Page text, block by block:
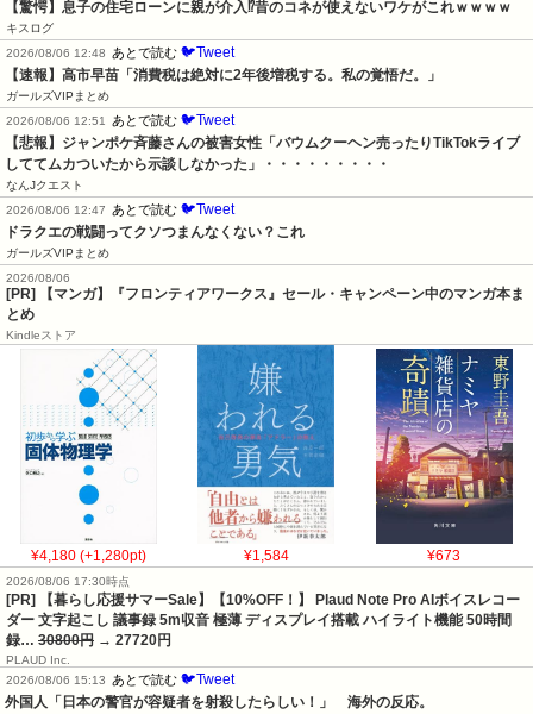
【驚愕】息子の住宅ローンに親が介入⁉昔のコネが使えないワケがこれｗｗｗｗ
キスログ
2026/08/06 12:48 あとで読む 🐦Tweet
【速報】高市早苗「消費税は絶対に2年後増税する。私の覚悟だ。」
ガールズVIPまとめ
2026/08/06 12:51 あとで読む 🐦Tweet
【悲報】ジャンポケ斉藤さんの被害女性「バウムクーヘン売ったりTikTokライブ
しててムカついたから示談しなかった」・・・・・・・・・
なんJクエスト
2026/08/06 12:47 あとで読む 🐦Tweet
ドラクエの戦闘ってクソつまんなくない？これ
ガールズVIPまとめ
2026/08/06
[PR] 【マンガ】『フロンティアワークス』セール・キャンペーン中のマンガ本ま
とめ
Kindleストア
¥4,180 (+1,280pt) ¥1,584 ¥673
2026/08/06 17:30時点
[PR] 【暮らし応援サマーSale】【10%OFF！】 Plaud Note Pro AIボイスレコー
ダー 文字起こし 議事録 5m収音 極薄 ディスプレイ搭載 ハイライト機能 50時間
録… 30800円 → 27720円
PLAUD Inc.
2026/08/06 15:13
あとで読む 🐦Tweet
外国人「日本の警官が容疑者を射殺したらしい！」　海外の反応。